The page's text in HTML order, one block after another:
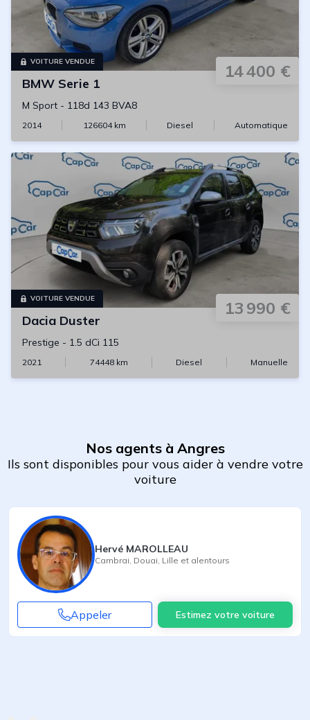
VOITURE VENDUE 14 400 €
BMW Serie 1
M Sport - 118d 143 BVA8
2014 126604km Diesel Automatique
VOITURE VENDUE 13 990 €
Dacia Duster
Prestige - 1.5 dCi 115
2021 74448km Diesel Manuelle
Nos agents à Angres
Ils sont disponibles pour vous aider à vendre votre
voiture
Hervé MAROLLEAU
Cambrai Douai Lille et alentours
Appeler Estimez votre voiture